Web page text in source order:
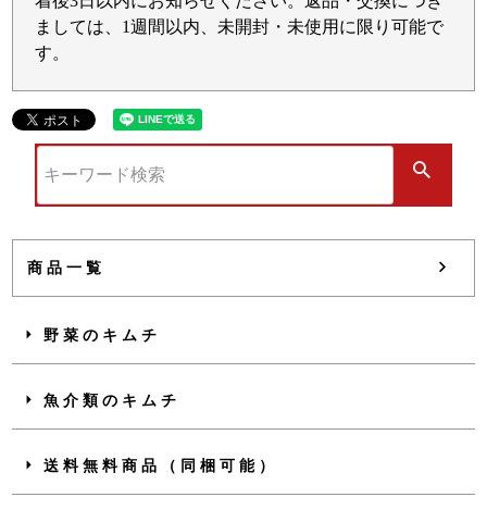
商品一覧
野菜のキムチ
魚介類のキムチ
送料無料商品（同梱可能）
ましては、1週間以内、未開封・未使用に限り可能で
す。